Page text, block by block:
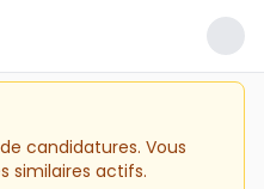
candidatures. Vous
similaires actifs.